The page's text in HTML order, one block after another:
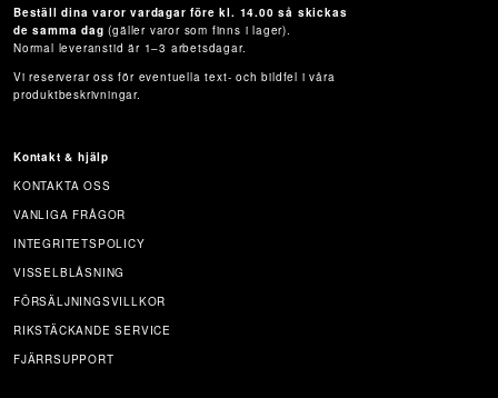
Beställ dina varor vardagar före kl. 14.00 så skickas
de samma dag(gäller varor som finns i lager).
Normal leveranstid är 1–3 arbetsdagar.
Vi reserverar oss för eventuella text- och bildfel i våra
produktbeskrivningar.
Kontakt & hjälp
KONTAKTA OSS
VANLIGA FRÅGOR
INTEGRITETSPOLICY
VISSELBLÅSNING
FÖRSÄLJNINGSVILLKOR
RIKSTÄCKANDE SERVICE
FJÄRRSUPPORT